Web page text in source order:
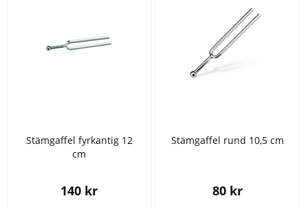
Stämgaffel fyrkantig 12
cm
140 kr
Stämgaffel rund 10,5 cm
80 kr